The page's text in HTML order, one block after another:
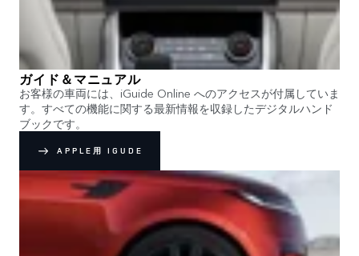
ガイド＆マニュアル
お客様の車両には、iGuide Online へのアクセスが付属していま
す。すべての機能に関する最新情報を収録したデジタルハンド
ブックです。
APPLE用 IGUDE